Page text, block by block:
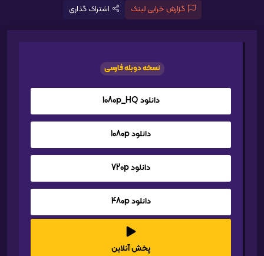
گزارش خرابی لینک اشتراک گذاری
نسخه دوبله فارسی
دانلود 1080p_HQ
دانلود 1080p
دانلود 720p
دانلود 480p
پخش آنلاین